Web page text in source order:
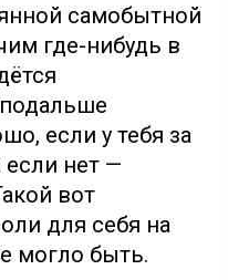
самобытной
где-нибудь в
подальше
если у тебя за
если нет —
вот
для себя на
могло быть.